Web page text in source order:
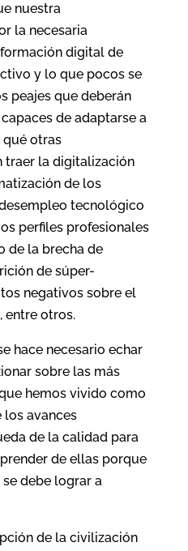
nuestra
la necesaria
digital de
y lo que pocos se
peajes que deberán
de adaptarse a
otras
traer la digitalización
de los
tecnológico
perfiles profesionales
de la brecha de
de súper-
negativos sobre el
entre otros.
hace necesario echar
sobre las más
hemos vivido como
los avances
de la calidad para
de ellas porque
debe lograr a
de la civilización